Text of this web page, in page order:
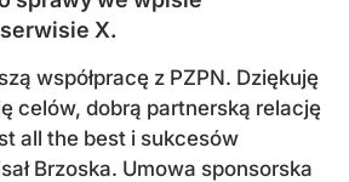
X.
współpracę z PZPN. Dziękuję
celów, dobrą partnerską relację
all the best i sukcesów
Brzoska. Umowa sponsorska